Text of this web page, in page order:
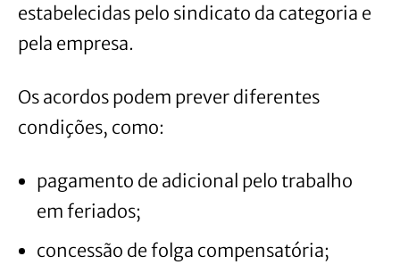
estabelecidas pelo sindicato da categoria e
pela empresa.
Os acordos podem prever diferentes
condições, como:
pagamento de adicional pelo trabalho
em feriados;
concessão de folga compensatória;